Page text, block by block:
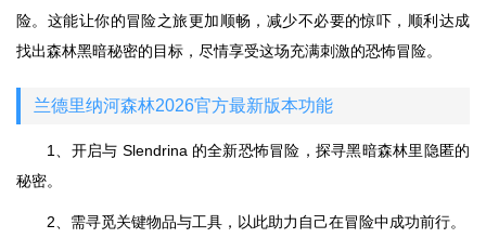
险。这能让你的冒险之旅更加顺畅，减少不必要的惊吓，顺利达成
找出森林黑暗秘密的目标，尽情享受这场充满刺激的恐怖冒险。
兰德里纳河森林2026官方最新版本功能
1、开启与 Slendrina 的全新恐怖冒险，探寻黑暗森林里隐匿的
秘密。
2、需寻觅关键物品与工具，以此助力自己在冒险中成功前行。